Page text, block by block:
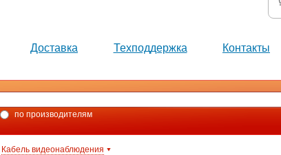
Доставка Техподдержка Контакты
по производителям
Кабель видеонаблюдения